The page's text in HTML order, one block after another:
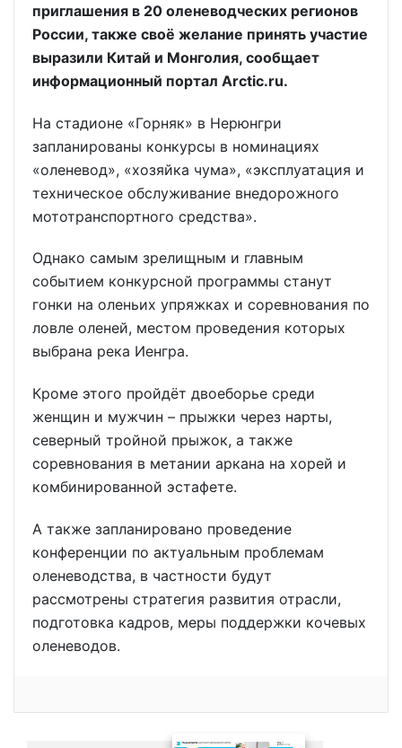
приглашения в 20 оленеводческих регионов
России, также своё желание принять участие
выразили Китай и Монголия, сообщает
информационный портал Arctic.ru.
На стадионе «Горняк» в Нерюнгри
запланированы конкурсы в номинациях
«оленевод», «хозяйка чума», «эксплуатация и
техническое обслуживание внедорожного
мототранспортного средства».
Однако самым зрелищным и главным
событием конкурсной программы станут
гонки на оленьих упряжках и соревнования по
ловле оленей, местом проведения которых
выбрана река Иенгра.
Кроме этого пройдёт двоеборье среди
женщин и мужчин – прыжки через нарты,
северный тройной прыжок, а также
соревнования в метании аркана на хорей и
комбинированной эстафете.
А также запланировано проведение
конференции по актуальным проблемам
оленеводства, в частности будут
рассмотрены стратегия развития отрасли,
подготовка кадров, меры поддержки кочевых
оленеводов.